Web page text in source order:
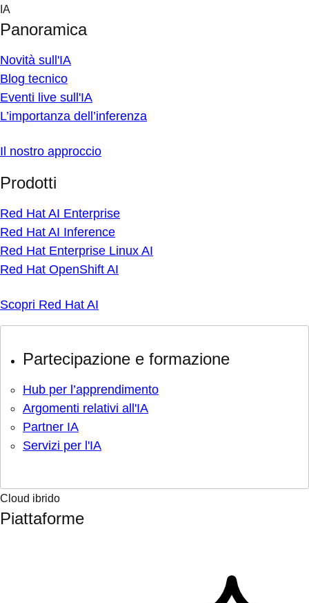
Skip
content
IA
Panoramica
Novità sull'IA
Blog tecnico
Eventi live sull'IA
L’importanza dell’inferenza
Il nostro approccio
Prodotti
Red Hat AI Enterprise
Red Hat AI Inference
Red Hat Enterprise Linux AI
Red Hat OpenShift AI
Scopri Red Hat AI
Partecipazione e formazione
Hub per l’apprendimento
Argomenti relativi all'IA
Partner IA
Servizi per l'IA
Cloud ibrido
Piattaforme